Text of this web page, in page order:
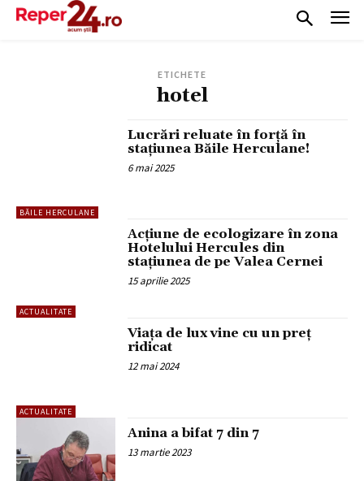
ETICHETE
hotel
BĂILE HERCULANE
Lucrări reluate în forță în
stațiunea Băile Herculane!
6 mai 2025
ACTUALITATE
Acțiune de ecologizare în zona
Hotelului Hercules din
stațiunea de pe Valea Cernei
15 aprilie 2025
ACTUALITATE
Viața de lux vine cu un preț
ridicat
12 mai 2024
Anina a bifat 7 din 7
13 martie 2023